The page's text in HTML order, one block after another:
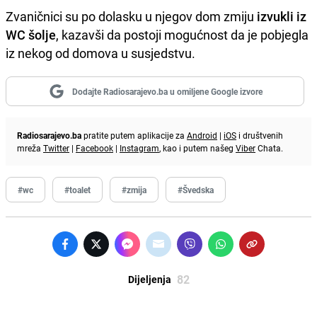
Zvaničnici su po dolasku u njegov dom zmiju izvukli iz
WC šolje, kazavši da postoji mogućnost da je pobjegla
iz nekog od domova u susjedstvu.
Dodajte Radiosarajevo.ba u omiljene Google izvore
Radiosarajevo.bapratite putem aplikacije za Android | iOS i društvenih
mreža Twitter | Facebook | Instagram, kao i putem našeg ViberChata.
#wc #toalet #zmija #Švedska
Dijeljenja 82